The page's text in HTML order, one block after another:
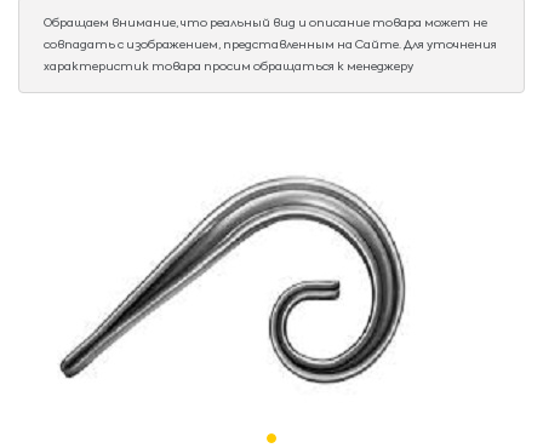
Обращаем внимание, что реальный вид и описание товара может не
совпадать с изображением, представленным на Сайте. Для уточнения
характеристик товара просим обращаться к менеджеру